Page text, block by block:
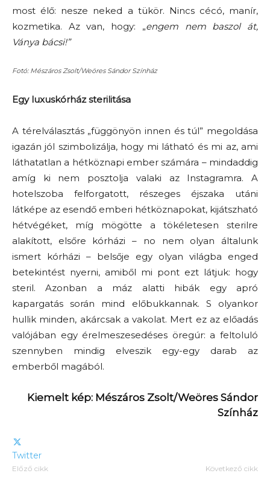
most élő: nesze neked a tükör. Nincs cécó, manír,
kozmetika. Az van, hogy: „engem nem baszol át,
Ványa bácsi!”
Fotó: Mészáros Zsolt/Weöres Sándor Színház
Egy luxuskórház sterilitása
A térelválasztás „függönyön innen és túl” megoldása
igazán jól szimbolizálja, hogy mi látható és mi az, ami
láthatatlan a hétköznapi ember számára – mindaddig
amíg ki nem posztolja valaki az Instagramra. A
hotelszoba felforgatott, részeges éjszaka utáni
látképe az esendő emberi hétköznapokat, kijátszható
hétvégéket, míg mögötte a tökéletesen sterilre
alakított, elsőre kórházi – no nem olyan általunk
ismert kórházi – belsője egy olyan világba enged
betekintést nyerni, amiből mi pont ezt látjuk: hogy
steril. Azonban a máz alatti hibák egy apró
kapargatás során mind előbukkannak. S olyankor
hullik minden, akárcsak a vakolat. Mert ez az előadás
valójában egy érelmeszesedéses öregúr: a feltoluló
szennyben mindig elveszik egy-egy darab az
emberből magából.
Kiemelt kép: Mészáros Zsolt/Weöres Sándor
Színház
Twitter
Előző cikk Következő cikk